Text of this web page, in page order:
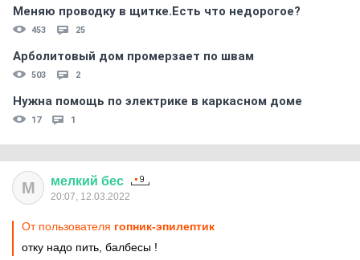
Меняю проводку в щитке.Есть что недорогое?
453 25
Арболитовый дом промерзает по швам
503 2
Нужна помощь по электрике в каркасном доме
17 1
М мелкий бес
20:07, 12.03.2022
От пользователя гопник-эпилептик
отку надо пить, балбесы !